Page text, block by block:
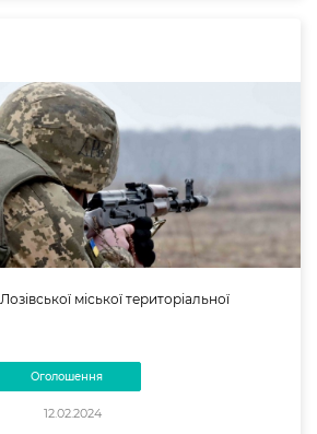
міської територіальної
Оголошення
12.02.2024